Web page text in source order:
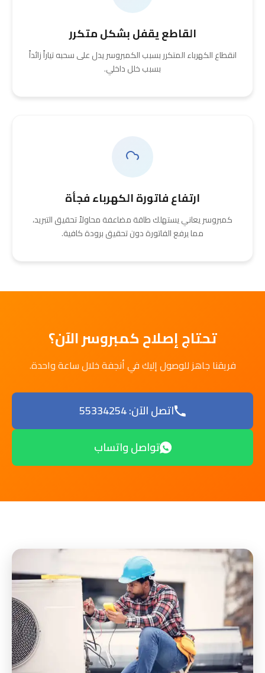
القاطع يقفل بشكل متكرر
انقطاع الكهرباء المتكرر بسبب الكمبروسر يدل على سحبه تياراً زائداً
بسبب خلل داخلي.
ارتفاع فاتورة الكهرباء فجأة
كمبروسر يعاني يستهلك طاقة مضاعفة محاولاً تحقيق التبريد،
مما يرفع الفاتورة دون تحقيق برودة كافية.
تحتاج إصلاح كمبروسر الآن؟
فريقنا جاهز للوصول إليك في أنجفة خلال ساعة واحدة.
اتصل الآن: 55334254
تواصل واتساب